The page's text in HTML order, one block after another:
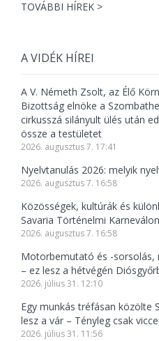
TOVÁBBI HÍREK >
A VIDÉK HÍREI
A V. Németh Zsolt, az Élő
Bizottság elnöke a
cirkusszá silányult ülés után
össze a testületet
2026. augusztus 7. 17:41
Nyelvtanulás 2026: melyik
2026. augusztus 7. 16:58
Közösségek, kultúrák és
Savaria Történelmi Karneválon
2026. augusztus 7. 16:58
Motorbemutató és -sorsolás,
– ez lesz a hétvégén
2026. július 31. 12:10
Egy munkás tréfásan közölte
lesz a vár – Tényleg csak
2026. július 31. 11:56